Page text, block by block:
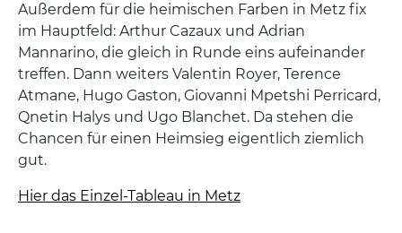
Außerdem für die heimischen Farben in Metz fix
im Hauptfeld: Arthur Cazaux und Adrian
Mannarino, die gleich in Runde eins aufeinander
treffen. Dann weiters Valentin Royer, Terence
Atmane, Hugo Gaston, Giovanni Mpetshi Perricard,
Qnetin Halys und Ugo Blanchet. Da stehen die
Chancen für einen Heimsieg eigentlich ziemlich
gut.
Hier das Einzel-Tableau in Metz